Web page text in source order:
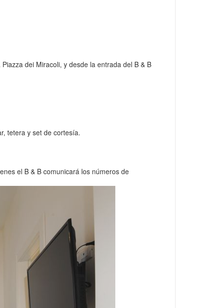
dei Miracoli, y desde la entrada del B & B
tetera y set de cortesía.
el B & B comunicará los números de